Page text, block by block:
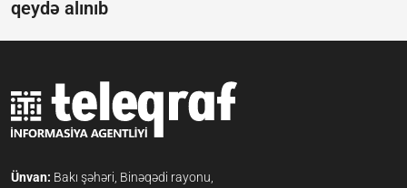
qeydə alınıb
Ünvan: Bakı şəhəri, Binəqədi rayonu,